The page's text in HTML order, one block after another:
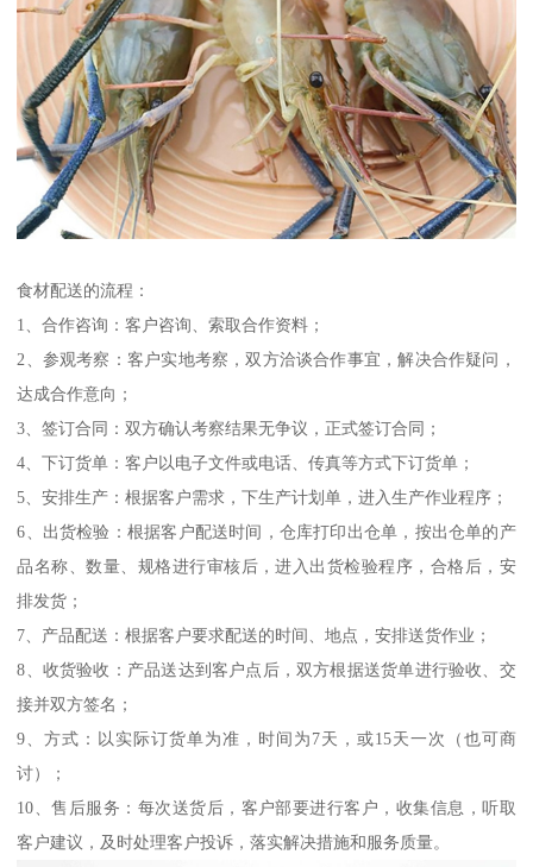
食材配送的流程：
1、合作咨询：客户咨询、索取合作资料；
2、参观考察：客户实地考察，双方洽谈合作事宜，解决合作疑问，
达成合作意向；
3、签订合同：双方确认考察结果无争议，正式签订合同；
4、下订货单：客户以电子文件或电话、传真等方式下订货单；
5、安排生产：根据客户需求，下生产计划单，进入生产作业程序；
6、出货检验：根据客户配送时间，仓库打印出仓单，按出仓单的产
品名称、数量、规格进行审核后，进入出货检验程序，合格后，安
排发货；
7、产品配送：根据客户要求配送的时间、地点，安排送货作业；
8、收货验收：产品送达到客户点后，双方根据送货单进行验收、交
接并双方签名；
9、方式：以实际订货单为准，时间为7天，或15天一次（也可商
讨）；
10、售后服务：每次送货后，客户部要进行客户，收集信息，听取
客户建议，及时处理客户投诉，落实解决措施和服务质量。